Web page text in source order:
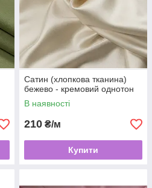
Сатин (хлопкова тканина)
бежево - кремовий однотон
В наявності
210 ₴/м
Купити